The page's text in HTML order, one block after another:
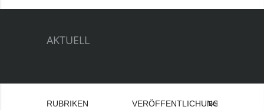
AKTUELL
RUBRIKEN
VERÖFFENTLICHUNGEN
Bei